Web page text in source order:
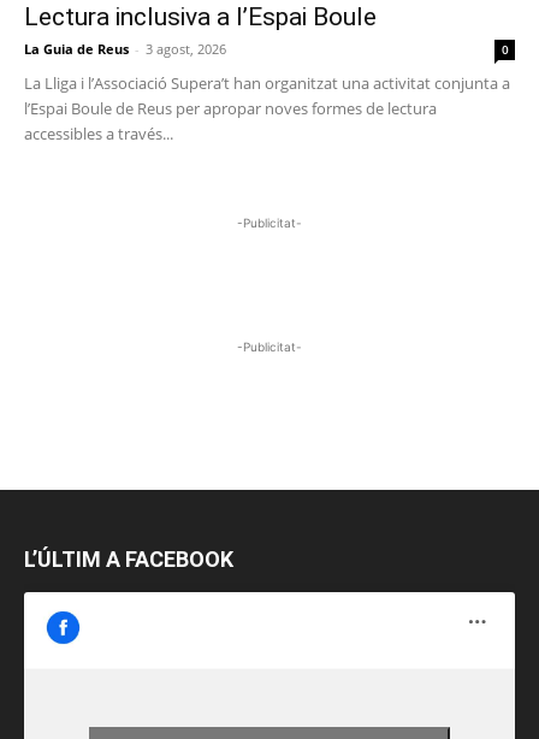
Lectura inclusiva a l’Espai Boule
La Guia de Reus - 3 agost, 2026 0
La Lliga i l’Associació Supera’t han organitzat una activitat conjunta a
l’Espai Boule de Reus per apropar noves formes de lectura
accessibles a través...
-Publicitat-
-Publicitat-
L’ÚLTIM A FACEBOOK